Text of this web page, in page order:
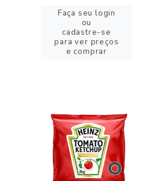
Faça seu login
ou
cadastre-se
para ver preços
e comprar